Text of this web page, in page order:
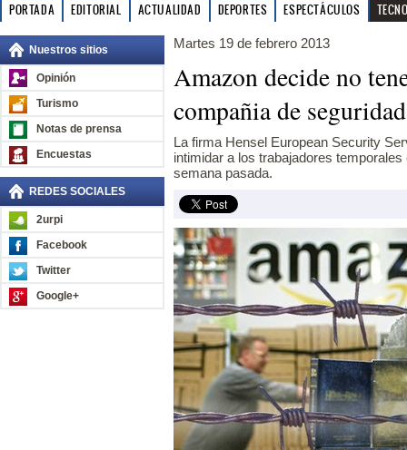
PORTADA EDITORIAL ACTUALIDAD DEPORTES ESPECTÁCULOS
Nuestros sitios
Opinión
Turismo
Notas de prensa
Encuestas
REDES SOCIALES
2urpi
Facebook
Twitter
Google+
Martes 19 de febrero 2013
Amazon decide no
compañia de
La firma Hensel European Security
intimidar a los trabajadores
semana pasada.